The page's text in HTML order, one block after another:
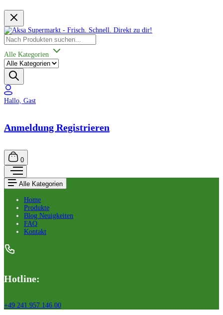
Alle Kategorien
Hallo, Gast
Anmeldung Registrieren
0
Alle Kategorien
Home
Produkte
Blog Neuigkeiten
FAQ
Kontakt
Hotline:
+49 241 957 146 00